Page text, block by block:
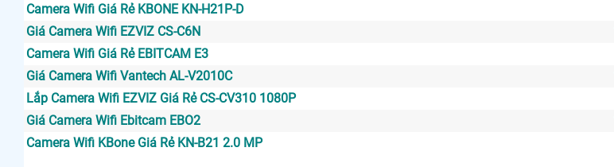
Camera Wifi Giá Rẻ KBONE KN-H21P-D
Giá Camera Wifi EZVIZ CS-C6N
Camera Wifi Giá Rẻ EBITCAM E3
Giá Camera Wifi Vantech AL-V2010C
Lắp Camera Wifi EZVIZ Giá Rẻ CS-CV310 1080P
Giá Camera Wifi Ebitcam EBO2
Camera Wifi KBone Giá Rẻ KN-B21 2.0 MP